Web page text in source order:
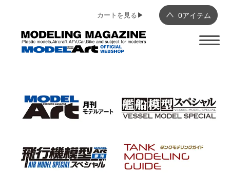
0アイテム
カートを見る▶︎